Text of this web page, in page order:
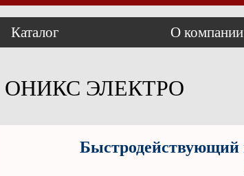
Каталог О компании
ОНИКС ЭЛЕКТРО
Быстродействующий